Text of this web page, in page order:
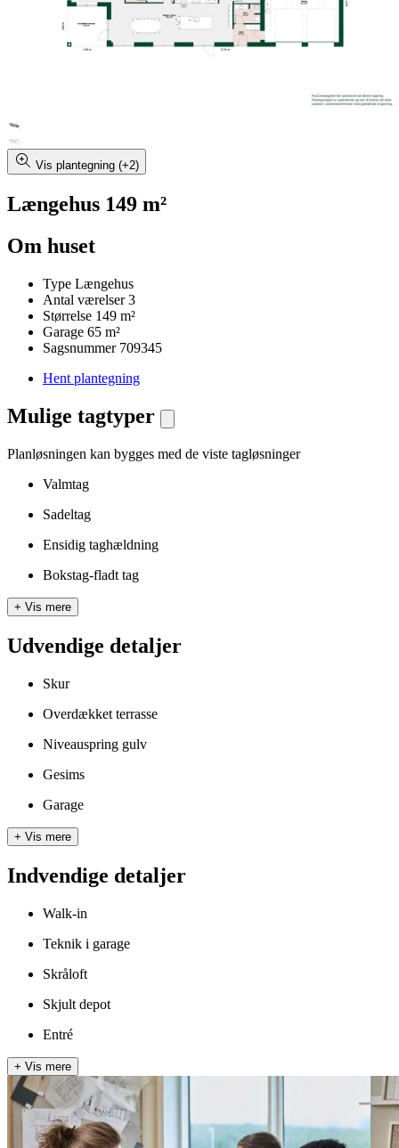
Vis plantegning (+2)
Længehus 149 m²
Om huset
Type Længehus
Antal værelser 3
Størrelse 149 m²
Garage 65 m²
Sagsnummer 709345
Hent plantegning
Mulige tagtyper
Planløsningen kan bygges med de viste tagløsninger
Valmtag
Sadeltag
Ensidig taghældning
Bokstag-fladt tag
+ Vis mere
Udvendige detaljer
Skur
Overdækket terrasse
Niveauspring gulv
Gesims
Garage
+ Vis mere
Indvendige detaljer
Walk-in
Teknik i garage
Skråloft
Skjult depot
Entré
+ Vis mere